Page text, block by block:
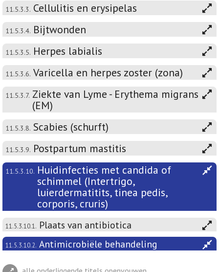
11.5.3.3. Cellulitis en erysipelas
11.5.3.4. Bijtwonden
11.5.3.5. Herpes labialis
11.5.3.6. Varicella en herpes zoster (zona)
11.5.3.7. Ziekte van Lyme - Erythema migrans
(EM)
11.5.3.8. Scabies (schurft)
11.5.3.9. Postpartum mastitis
11.5.3.10. Huidinfecties met candida of
schimmel (Intertrigo,
luierdermatitits, tinea pedis,
corporis, cruris)
11.5.3.10.1. Plaats van antibiotica
11.5.3.10.2. Antimicrobiële behandeling